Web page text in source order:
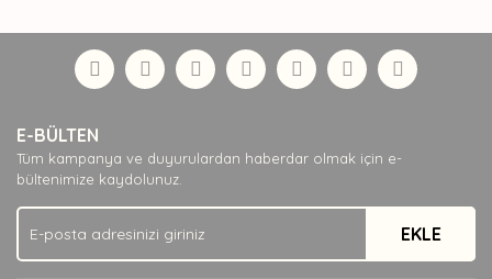
Yorum Yaz
formunu kullanarak tarafımıza iletebilirsiniz.
Görüş ve önerileriniz için teşekkür ederiz.
Ürün açıklamasında eksik bilgiler bulunuyor.
Ürün bilgilerinde hatalar bulunuyor.
Ürün fiyatı diğer sitelerden daha pahalı.
Bu ürüne benzer farklı alternatifler olmalı.
E-BÜLTEN
Tüm kampanya ve duyurulardan haberdar olmak için e-
bültenimize kaydolunuz.
EKLE